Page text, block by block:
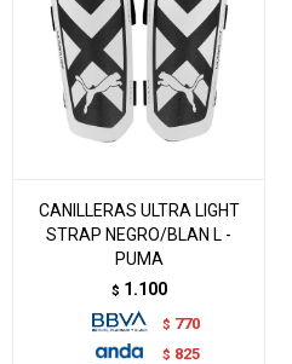
CANILLERAS ULTRA LIGHT
STRAP NEGRO/BLAN L -
PUMA
$ 1.100
$ 770
$ 825